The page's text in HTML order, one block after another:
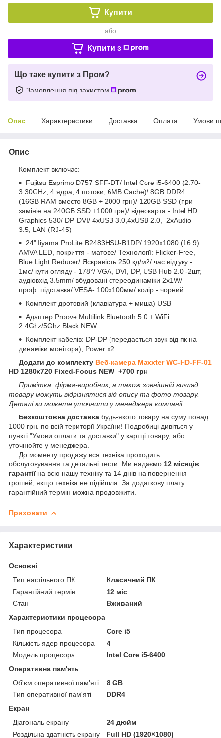
Купити
або
Купити з
Що таке купити з Пром?
Замовлення під захистом
Опис Характеристики Доставка Оплата Умови
Опис
Комплект включає:
Fujitsu Esprimo D757 SFF-DT/ Intel Core i5-6400 (2.70-
3.30GHz, 4 ядра, 4 потоки, 6MB Cache)/ 8GB DDR4
(16GB RAM вместо 8GB + 2000 грн)/ 120GB SSD (при
замініе на 240GB SSD +1000 грн)/ відеокарта - Intel HD
Graphics 530/ DP, DVI/ 4хUSB 3.0,4хUSB 2.0, 2xAudio
3.5, LAN (RJ-45)
24" Iiyama ProLite B2483HSU-B1DP/ 1920x1080 (16:9)
AMVA LED, покриття - матове/ Технології: Flicker-Free,
Blue Light Reducer/ Яскравість 250 кд/м2/ час відгуку -
1мс/ кути огляду - 178°/ VGA, DVI, DP, USB Hub 2.0 -2шт,
аудіовхід 3.5mm/ вбудовані стереодинаміки 2х1W/
проф. підставка/ VESA- 100х100мм/ колір - чорний
Комплект дротовий (клавіатура + миша) USB
Адаптер Proove Multilink Bluetooth 5.0 + WіFі
2.4Ghz/5Ghz Black NEW
Комплект кабелів: DP-DP (передається звук від пк на
динаміки монітора), Power x2
Додати до комплекту Веб-камера Maxxter WC-HD-FF-01
HD 1280x720 Fixed-Focus NEW +700 грн
Примітка: фірма-виробник, а також зовнішній вигляд
товару можуть відрізнятися від опису та фото товару.
Деталі ви можете уточнити у менеджера компанії.
Безкоштовна доставка будь-якого товару на суму понад
1000 грн. по всій території України! Подробиці дивіться у
пункті "Умови оплати та доставки" у картці товару, або
уточнюйте у менеджера.
До моменту продажу вся техніка проходить
обслуговування та детальні тести. Ми надаємо 12 місяців
гарантії на всю нашу техніку та 14 днів на повернення
грошей, якщо техніка не підійшла. За додаткову плату
гарантійний термін можна продовжити.
Приховати
Характеристики
Основні
Тип настільного ПК
Класичний ПК
Гарантійний термін
12 міс
Стан
Вживаний
Характеристики процесора
Тип процесора
Core i5
Кількість ядер процесора
4
Модель процесора
Intel Core i5-6400
Оперативна пам'ять
Об'єм оперативної пам'яті
8 GB
Тип оперативної пам'яті
DDR4
Екран
Діагональ екрану
24 дюйм
Роздільна здатність екрану
Full HD (1920×1080)